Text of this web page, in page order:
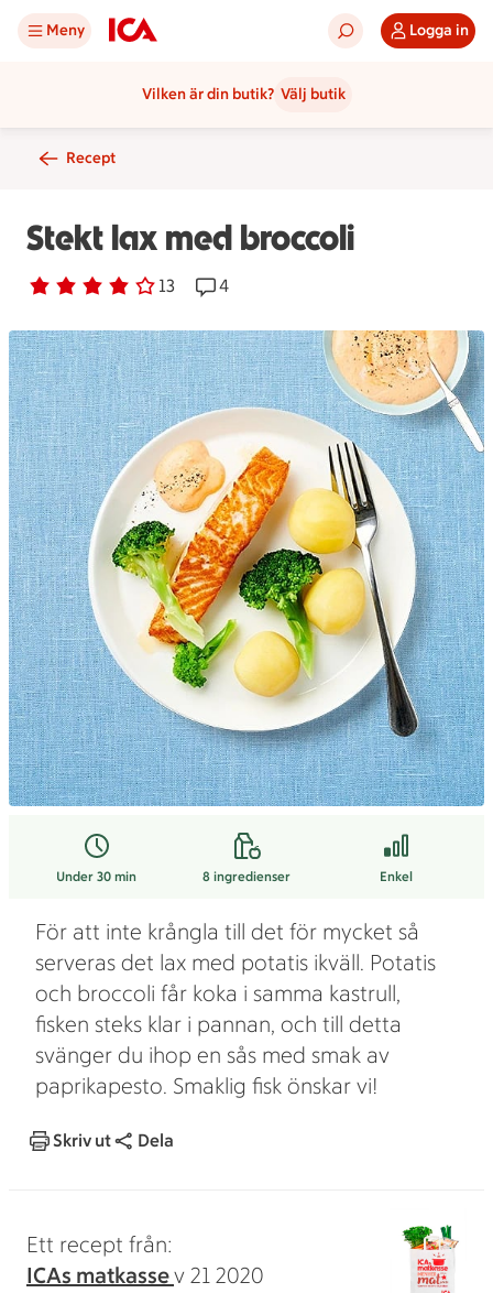
Meny Logga in
Vilken är din butik? Välj butik
Recept
Stekt lax med broccoli
Betyg 4 av 5. 13
13 personer har röstatReceptet har 4 kommentarer
4
Under 30 min 8 ingredienser Enkel
För att inte krångla till det för mycket så
serveras det lax med potatis ikväll. Potatis
och broccoli får koka i samma kastrull,
fisken steks klar i pannan, och till detta
svänger du ihop en sås med smak av
paprikapesto. Smaklig fisk önskar vi!
Skriv ut Dela
Ett recept från:
ICAs matkassev 21 2020